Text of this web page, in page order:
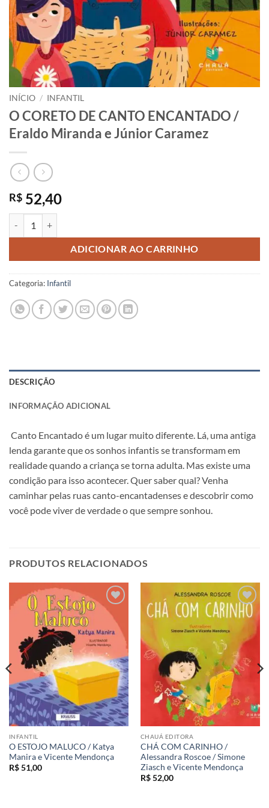
INÍCIO / INFANTIL
O CORETO DE CANTO ENCANTADO /
Eraldo Miranda e Júnior Caramez
R$ 52,40
ADICIONAR AO CARRINHO
Categoria: Infantil
DESCRIÇÃO
INFORMAÇÃO ADICIONAL
Canto Encantado é um lugar muito diferente. Lá, uma antiga
lenda garante que os sonhos infantis se transformam em
realidade quando a criança se torna adulta. Mas existe uma
condição para isso acontecer. Quer saber qual? Venha
caminhar pelas ruas canto-encantadenses e descobrir como
você pode viver de verdade o que sempre sonhou.
PRODUTOS RELACIONADOS
Adicionar
aos meus
desejos
INFANTIL
O ESTOJO MALUCO / Katya
Manira e Vicente Mendonça
R$51,00
Adicionar
aos meus
desejos
CHAUÁ EDITORA
CHÁ COM CARINHO /
Alessandra Roscoe / Simone
Ziasch e Vicente Mendonça
R$52,00